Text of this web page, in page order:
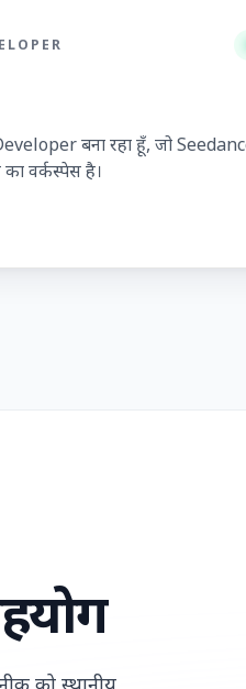
बना रहा हूँ, जो
का वर्कस्पेस है।
को स्थानीय